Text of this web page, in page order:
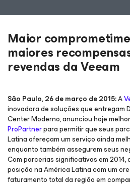
Maior
maiores
revendas da Veeam
São Paulo, 26 de março de 2015:A
inovadora de soluções que entregam
Center Moderno, anunciou hoje
ProPartnerpara permitir que seus
Latina ofereçam um serviço ainda
enquanto também assegurem seus
Com parcerias significativas em 2014,
posição na América Latina com um
faturamento total da região em